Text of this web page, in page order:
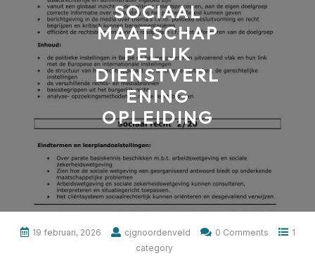
SOCIAAL
MAATSCHAP
PELIJK
DIENSTVERL
ENING
OPLEIDING
19 februari, 2026 cjgnoordenveld 0 Comments
1
category